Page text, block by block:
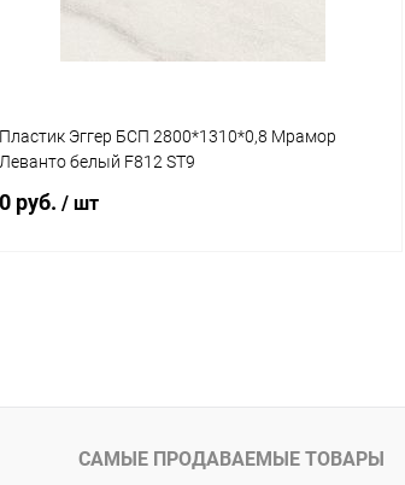
Пластик Эггер БСП 2800*1310*0,8 Мрамор
Леванто белый F812 ST9
0 руб. / шт
В избранное Под заказ
САМЫЕ ПРОДАВАЕМЫЕ ТОВАРЫ